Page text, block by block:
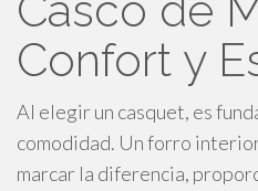
Confort y
Al elegir un casquet, es
comodidad. Un forro
marcar la diferencia,